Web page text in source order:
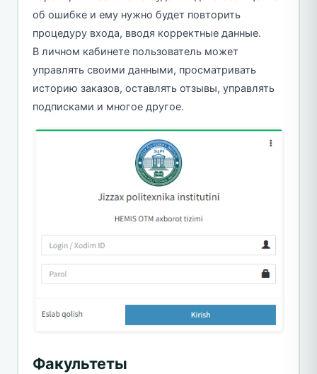
об ошибке и ему нужно будет повторить
процедуру входа, вводя корректные данные.
В личном кабинете пользователь может
управлять своими данными, просматривать
историю заказов, оставлять отзывы, управлять
подписками и многое другое.
Факультеты